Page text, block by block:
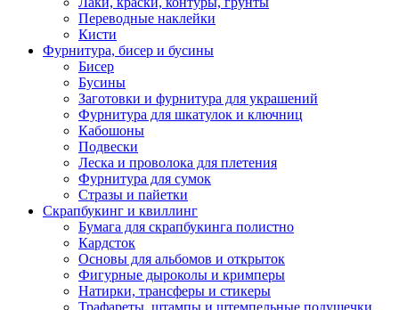
Переводные наклейки
Кисти
Фурнитура, бисер и бусины
Бисер
Бусины
Заготовки и фурнитура для украшений
Фурнитура для шкатулок и ключниц
Кабошоны
Подвески
Леска и проволока для плетения
Фурнитура для сумок
Стразы и пайетки
Скрапбукинг и квиллинг
Бумага для скрапбукинга полистно
Кардсток
Основы для альбомов и открыток
Фигурные дыроколы и кримперы
Натирки, трансферы и стикеры
Трафареты, штампы и штемпельные подушечки